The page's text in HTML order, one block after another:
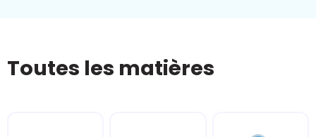
Toutes les matières